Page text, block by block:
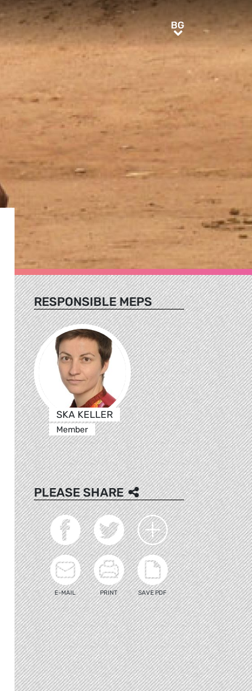
BGBG
RESPONSIBLE MEPS
SKA KELLER
Member
PLEASE SHARE
E-MAIL PRINT SAVE PDF